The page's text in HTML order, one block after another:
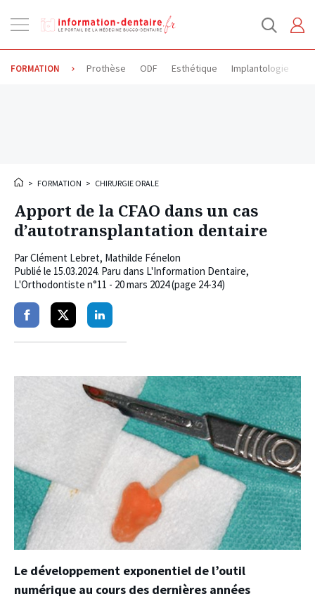
la
FORMATION Prothèse ODF Esthétique Implantologie
> FORMATION > CHIRURGIE ORALE
Apport de la CFAO dans un cas
d’autotransplantation dentaire
ParClément Lebret, Mathilde Fénelon
Publié le 15.03.2024. Paru dans L'Information Dentaire,
L'Orthodontiste n°11 - 20 mars 2024 (page 24-34)
PartagerPartagerPartager
Le développement exponentiel de l’outil
numérique au cours des dernières années